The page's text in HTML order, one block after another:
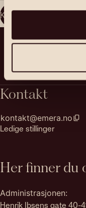
Kontakt megler
Kontakt
kontakt@emera.no
Ledige stillinger
Her finner du
Administrasjonen:
Henrik Ibsens gate 40-